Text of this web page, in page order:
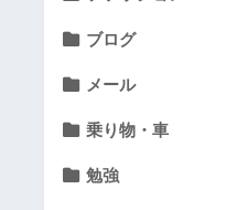
ブログ
メール
乗り物・車
勉強